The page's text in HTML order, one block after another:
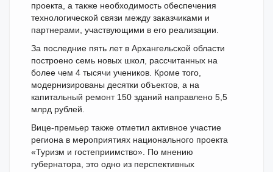
проекта, а также необходимость обеспечения
технологической связи между заказчиками и
партнерами, участвующими в его реализации.
За последние пять лет в Архангельской области
построено семь новых школ, рассчитанных на
более чем 4 тысячи учеников. Кроме того,
модернизированы десятки объектов, а на
капитальный ремонт 150 зданий направлено 5,5
млрд рублей.
Вице-премьер также отметил активное участие
региона в мероприятиях национального проекта
«Туризм и гостеприимство». По мнению
губернатора, это одно из перспективных